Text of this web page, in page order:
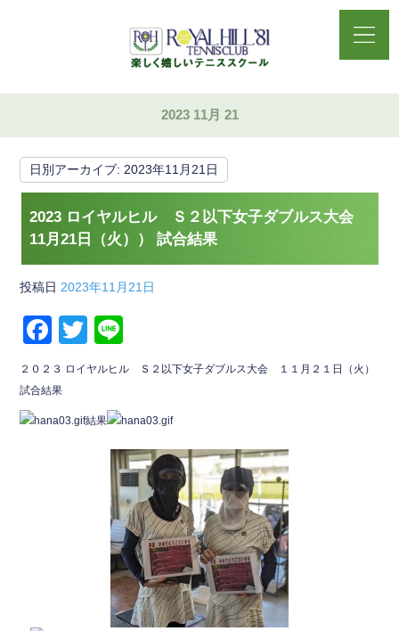
2023 11月 21
日別アーカイブ: 2023年11月21日
2023 ロイヤルヒル Ｓ２以下女子ダブルス大会
11月21日（火）） 試合結果
投稿日 2023年11月21日
F
a
c
e
T
wi
er
n
２０２３ ロイヤルヒル Ｓ２以下女子ダブルス大会 １１月２１日（火）
試合結果
結果